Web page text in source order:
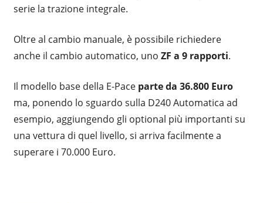
serie la trazione integrale.
Oltre al cambio manuale, è possibile richiedere
anche il cambio automatico, uno ZF a 9 rapporti.
Il modello base della E-Pace parte da 36.800 Euro
ma, ponendo lo sguardo sulla D240 Automatica ad
esempio, aggiungendo gli optional più importanti su
una vettura di quel livello, si arriva facilmente a
superare i 70.000 Euro.